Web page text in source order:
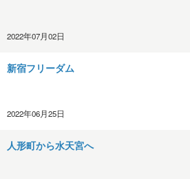
2022年07月02日
新宿フリーダム
2022年06月25日
人形町から水天宮へ